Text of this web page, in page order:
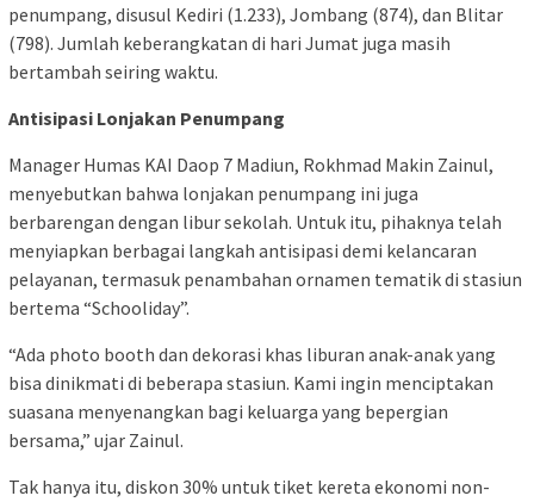
penumpang, disusul Kediri (1.233), Jombang (874), dan Blitar
(798). Jumlah keberangkatan di hari Jumat juga masih
bertambah seiring waktu.
Antisipasi Lonjakan Penumpang
Manager Humas KAI Daop 7 Madiun, Rokhmad Makin Zainul,
menyebutkan bahwa lonjakan penumpang ini juga
berbarengan dengan libur sekolah. Untuk itu, pihaknya telah
menyiapkan berbagai langkah antisipasi demi kelancaran
pelayanan, termasuk penambahan ornamen tematik di stasiun
bertema “Schooliday”.
“Ada photo booth dan dekorasi khas liburan anak-anak yang
bisa dinikmati di beberapa stasiun. Kami ingin menciptakan
suasana menyenangkan bagi keluarga yang bepergian
bersama,” ujar Zainul.
Tak hanya itu, diskon 30% untuk tiket kereta ekonomi non-